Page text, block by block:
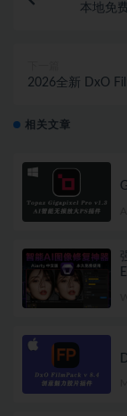
本地免
2026全新 DxO
相关文章